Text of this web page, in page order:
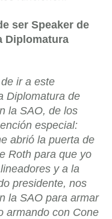
ser Speaker de
Diplomatura
ir a este
Diplomatura de
la SAO, de los
especial:
abrió la puerta de
Roth para que yo
y a la
presidente, nos
la SAO para armar
armando con Cone